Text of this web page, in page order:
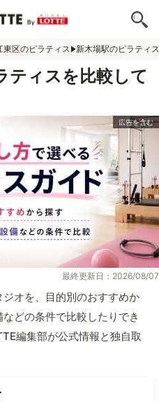
東区のピラティス 新木場駅のピラティス
ティスを比較して
最終更新日：2026/08/07
オを、目的別のおすすめか
どの条件で比較したりでき
編集部が公式情報と独自取